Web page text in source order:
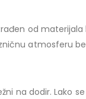
od
atmosferu
na dodir. Lako